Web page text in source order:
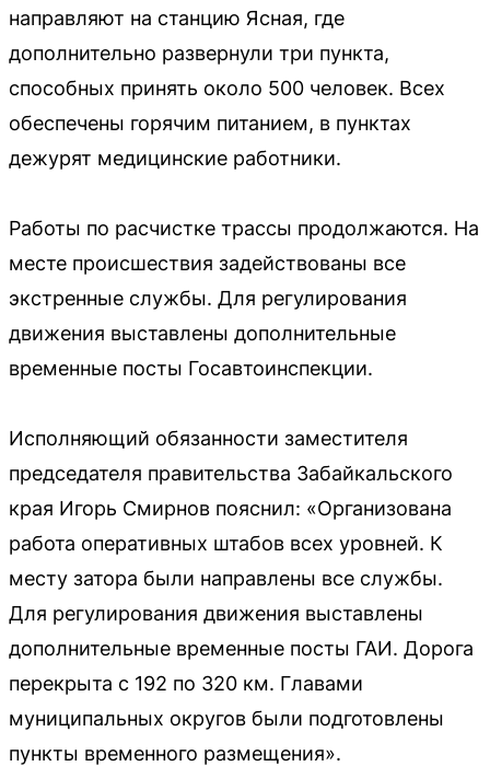
направляют на станцию Ясная, где
дополнительно развернули три пункта,
способных принять около 500 человек. Всех
обеспечены горячим питанием, в пунктах
дежурят медицинские работники.
Работы по расчистке трассы продолжаются. На
месте происшествия задействованы все
экстренные службы. Для регулирования
движения выставлены дополнительные
временные посты Госавтоинспекции.
Исполняющий обязанности заместителя
председателя правительства Забайкальского
края Игорь Смирнов пояснил: «Организована
работа оперативных штабов всех уровней. К
месту затора были направлены все службы.
Для регулирования движения выставлены
дополнительные временные посты ГАИ. Дорога
перекрыта с 192 по 320 км. Главами
муниципальных округов были подготовлены
пункты временного размещения».